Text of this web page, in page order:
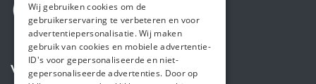
Volg ons
ENGLISH
Wij gebruiken cookies om de
gebruikerservaring te verbeteren en voor
advertentiepersonalisatie. Wij maken
gebruik van cookies en mobiele advertentie-
ID's voor gepersonaliseerde en niet-
gepersonaliseerde advertenties. Door op